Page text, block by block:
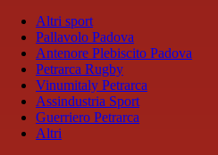
Altri sport
Pallavolo Padova
Antenore Plebiscito Padova
Petrarca Rugby
Vinumitaly Petrarca
Assindustria Sport
Guerriero Petrarca
Altri